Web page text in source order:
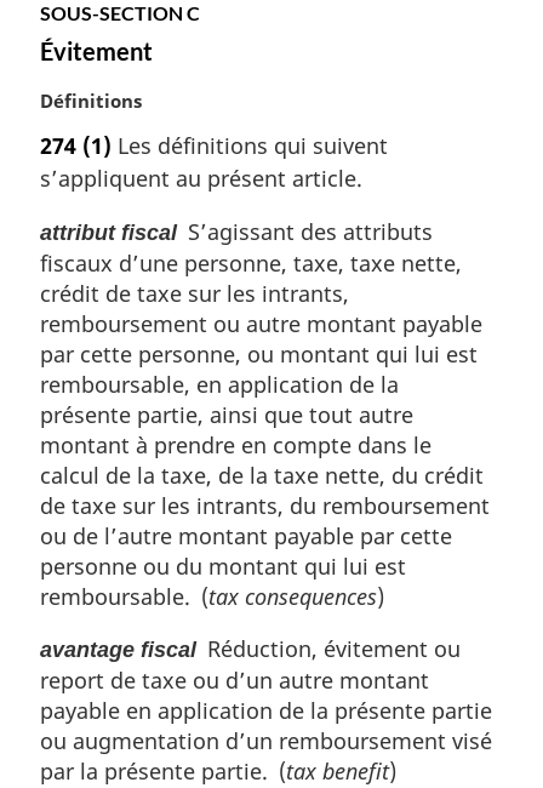
SOUS-SECTION C
Évitement
N
t
e
a
r
g
i
a
l
e
:
Définitions
274 (1) Les définitions qui suivent
s’appliquent au présent article.
attribut fiscalS’agissant des attributs
fiscaux d’une personne, taxe, taxe nette,
crédit de taxe sur les intrants,
remboursement ou autre montant payable
par cette personne, ou montant qui lui est
remboursable, en application de la
présente partie, ainsi que tout autre
montant à prendre en compte dans le
calcul de la taxe, de la taxe nette, du crédit
de taxe sur les intrants, du remboursement
ou de l’autre montant payable par cette
personne ou du montant qui lui est
remboursable. (tax consequences)
avantage fiscalRéduction, évitement ou
report de taxe ou d’un autre montant
payable en application de la présente partie
ou augmentation d’un remboursement visé
par la présente partie. (tax benefit)